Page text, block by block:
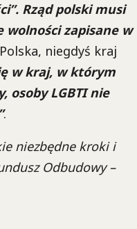
Rząd polski musi
zapisane w
niegdyś kraj
w kraj, w którym
osoby LGBTI nie
.
niezbędne kroki i
Odbudowy –